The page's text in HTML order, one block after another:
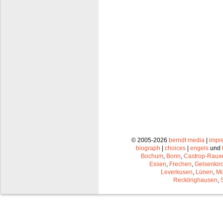
© 2005-2026 berndt media |
biograph | choices | engels und
Bochum Bonn Castrop-
Essen Frechen
Leverkusen Lünen
Recklinghausen